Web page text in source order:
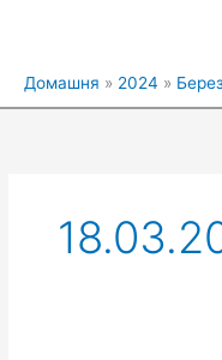
Домашня 2024